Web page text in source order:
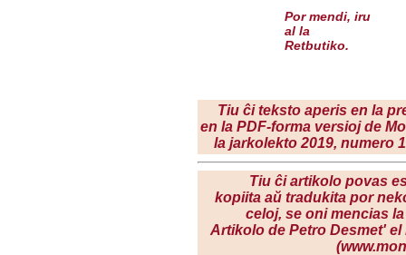
Por mendi, iru
alla
Retbutiko.
Tiu ĉi teksto aperis en la
en la PDF-forma versioj de
la jarkolekto 2019, numero
Tiu ĉi artikolo povas
kopiita aŭ tradukita por
celoj, se oni mencias
Artikolo de Petro Desmet' el